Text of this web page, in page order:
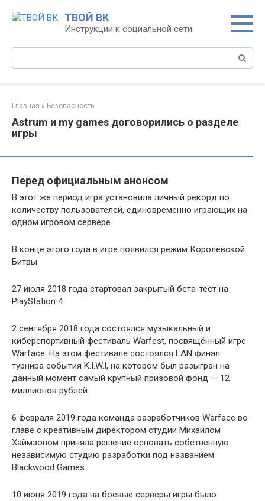
ТВОЙ ВК
Инструкции к социальной сети
Главная » Безопасность
Astrum и my games договорились о разделе
игры
Перед официальным анонсом
В этот же период игра установила личный рекорд по
количеству пользователей, единовременно играющих на
одном игровом сервере.
В конце этого года в игре появился режим Королевской
Битвы
27 июля 2018 года стартовал закрытый бета-тест на
PlayStation 4.
2 сентября 2018 года состоялся музыкальный и
киберспортивный фестиваль Warfest, посвящённый игре
Warface. На этом фестивале состоялся LAN финал
турнира события K.I.W.I, на котором был разыгран на
данный момент самый крупный призовой фонд — 12
миллионов рублей.
6 февраля 2019 года команда разработчиков Warface во
главе с креативным директором студии Михаилом
Хаймзоном приняла решение основать собственную
независимую студию разработки под названием
Blackwood Games.
10 июня 2019 года на боевые серверы игры было